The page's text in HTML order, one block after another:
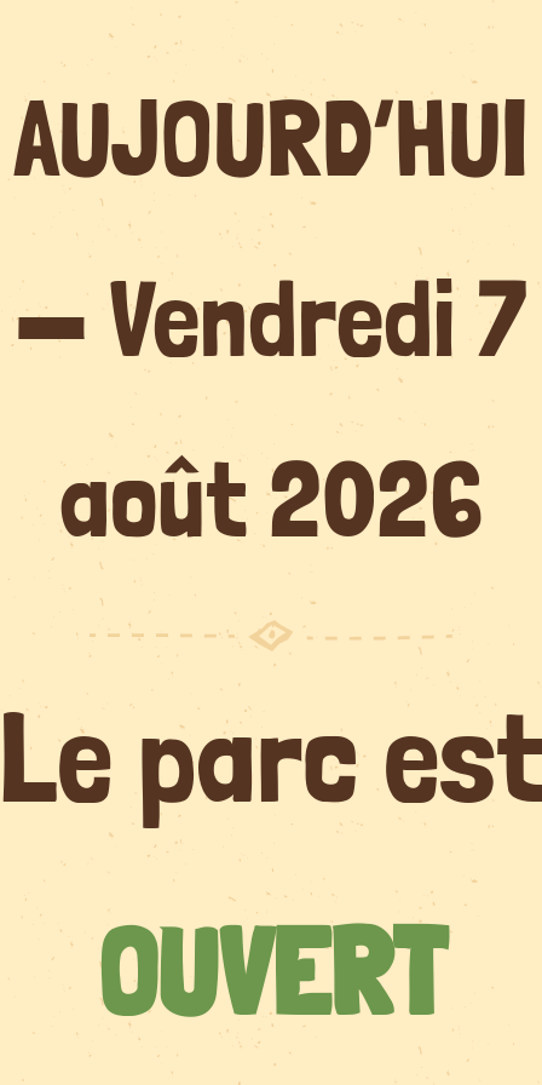
contenu
AUJOURD’HUI
—Vendredi 7
août 2026
parc
OUVERT